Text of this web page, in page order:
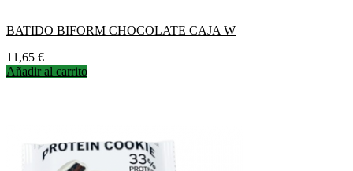
BATIDO BIFORM CHOCOLATE CAJA W
Precio
11,65 €
Añadir al carrito